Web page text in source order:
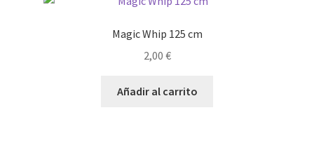
Magic Whip 125 cm
2,00 €
Añadir al carrito